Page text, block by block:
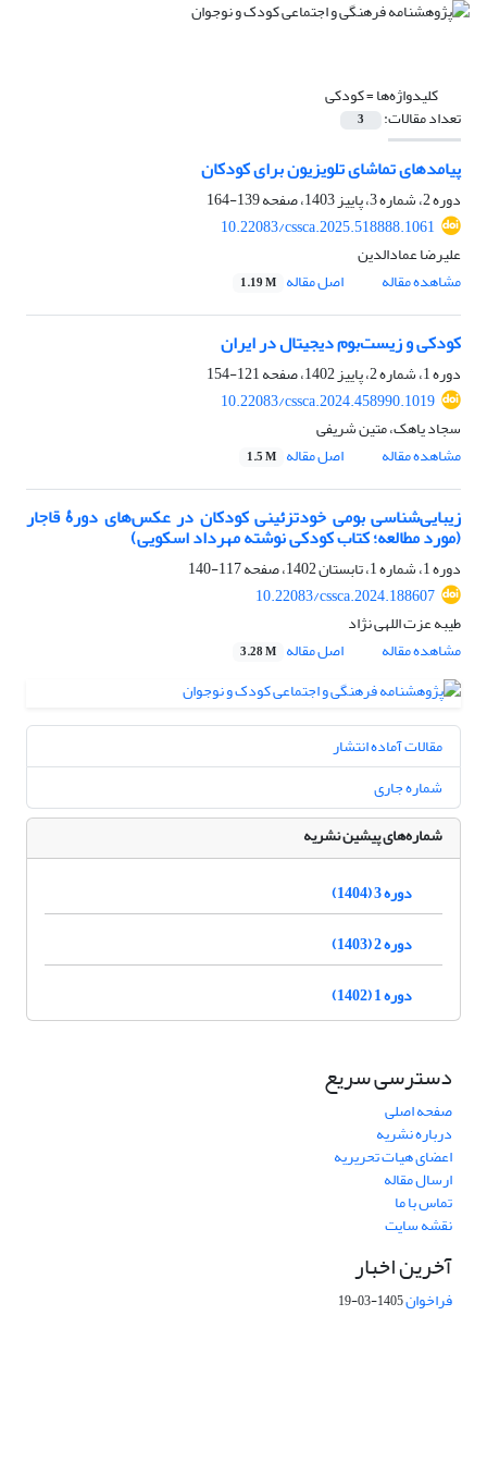
کلیدواژه‌ها =کودکی
تعداد مقالات: 3
پیامدهای تماشای تلویزیون برای کودکان
دوره 2، شماره 3، پاییز 1403، صفحه
139-164
10.22083/cssca.2025.518888.1061
علیرضا عمادالدین
مشاهده مقاله
اصل مقاله 1.19 M
کودکی و زیست‌بوم دیجیتال در ایران
دوره 1، شماره 2، پاییز 1402، صفحه
121-154
10.22083/cssca.2024.458990.1019
سجاد یاهک، متین شریفی
مشاهده مقاله
اصل مقاله 1.5 M
زیبایی‌شناسی بومی خودتزئینی کودکان در عکس‌های دورۀ قاجار
(مورد مطالعه؛ کتاب کودکی نوشته مهرداد اسکویی)
دوره 1، شماره 1، تابستان 1402، صفحه
117-140
10.22083/cssca.2024.188607
طیبه عزت اللهی نژاد
مشاهده مقاله
اصل مقاله 3.28 M
مقالات آماده انتشار
شماره جاری
شماره‌های پیشین نشریه
دوره 3 (1404)
دوره 2 (1403)
دوره 1 (1402)
دسترسی سریع
صفحه اصلی
درباره نشریه
اعضای هیات تحریریه
ارسال مقاله
تماس با ما
نقشه سایت
آخرین اخبار
فراخوان1405-03-19